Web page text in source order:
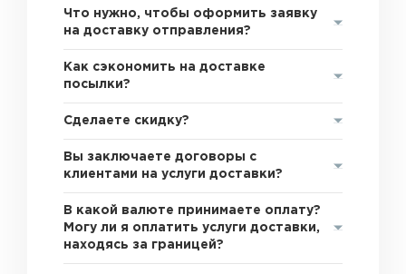
Что нужно, чтобы оформить заявку
на доставку отправления?
Как сэкономить на доставке
посылки?
Сделаете скидку?
Вы заключаете договоры с
клиентами на услуги доставки?
В какой валюте принимаете оплату?
Могу ли я оплатить услуги доставки,
находясь за границей?